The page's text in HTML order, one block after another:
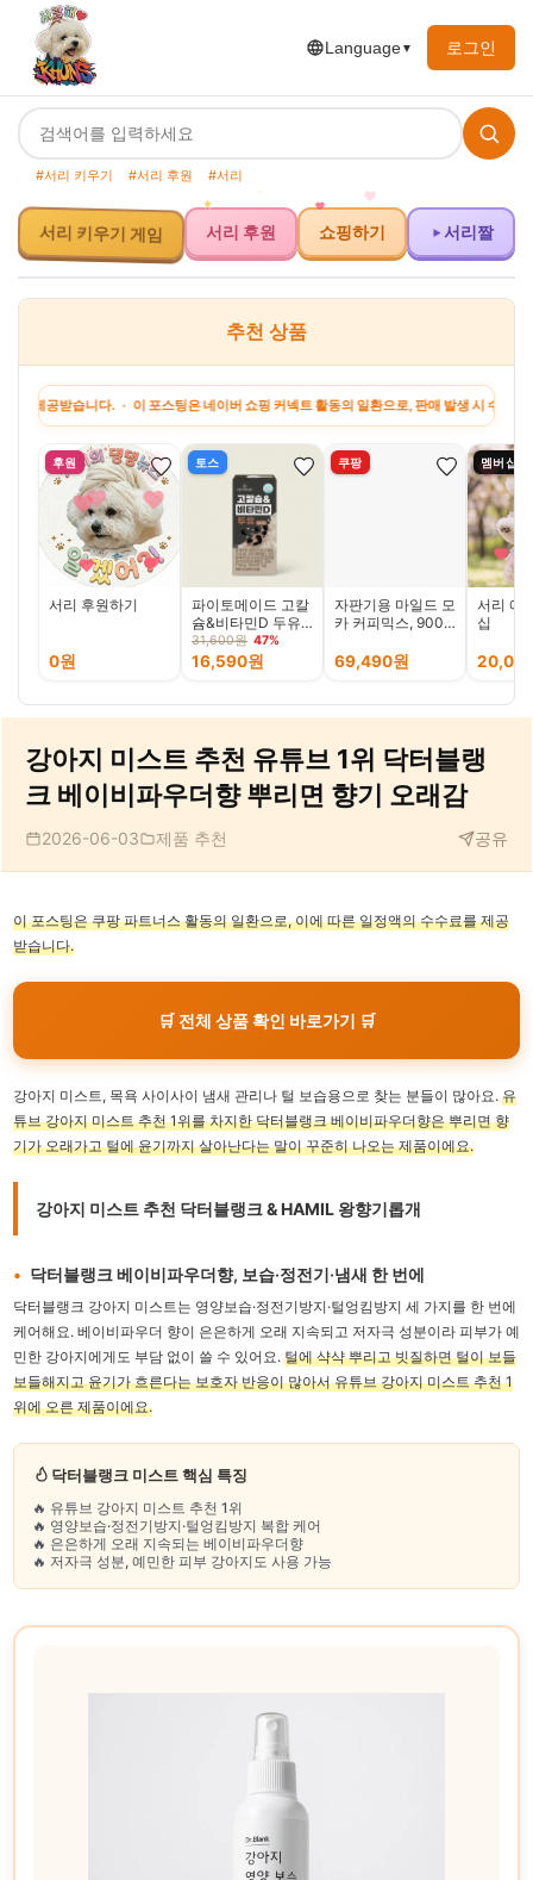
Language▼ 로그인
#서리 키우기 #서리 후원 #서리
서리 키우기 게임 서리 후원 쇼핑하기 서리짤
추천 상품
받습니다. · 이 포스팅은 네이버 쇼핑 커넥트 활동의 일환으로, 판매 발생 시 수수료를
후원
서리 후원하기
0원
토스
파이토메이드 고칼
슘&비타민D 두유
검은콩, 190ml, 48
개
31,600원 47%
16,590원
쿠팡
자판기용 마일드 모
카 커피믹스, 900g,
69,490원
멤버십
서리 애
십
강아지 미스트 추천 유튜브 1위 닥터블랭
크 베이비파우더향 뿌리면 향기 오래감
2026-06-03 제품 추천 공유
이 포스팅은 쿠팡 파트너스 활동의 일환으로, 이에 따른 일정액의 수수료를 제공
받습니다.
🛒 전체 상품 확인 바로가기 🛒
강아지 미스트, 목욕 사이사이 냄새 관리나 털 보습용으로 찾는 분들이 많아요. 유
튜브 강아지 미스트 추천 1위를 차지한 닥터블랭크 베이비파우더향은 뿌리면 향
기가 오래가고 털에 윤기까지 살아난다는 말이 꾸준히 나오는 제품이에요.
강아지 미스트 추천 닥터블랭크 & HAMIL 왕향기롭개
닥터블랭크 베이비파우더향, 보습·정전기·냄새 한 번에
닥터블랭크 강아지 미스트는 영양보습·정전기방지·털엉킴방지 세 가지를 한 번에
케어해요. 베이비파우더 향이 은은하게 오래 지속되고 저자극 성분이라 피부가 예
민한 강아지에게도 부담 없이 쓸 수 있어요. 털에 샥샥 뿌리고 빗질하면 털이 보들
보들해지고 윤기가 흐른다는 보호자 반응이 많아서 유튜브 강아지 미스트 추천 1
위에 오른 제품이에요.
닥터블랭크 미스트 핵심 특징
🔥 유튜브 강아지 미스트 추천 1위
🔥 영양보습·정전기방지·털엉킴방지 복합 케어
🔥 은은하게 오래 지속되는 베이비파우더향
🔥 저자극 성분, 예민한 피부 강아지도 사용 가능